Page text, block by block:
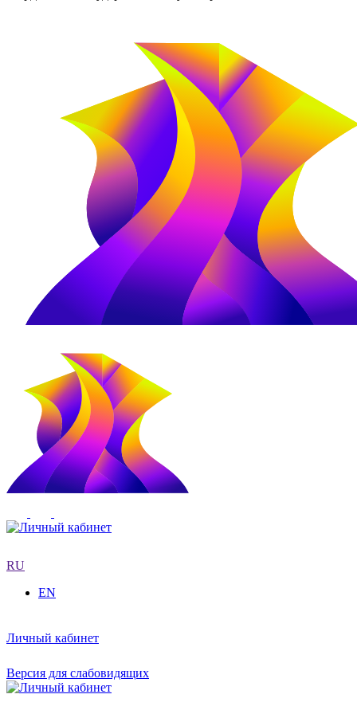
RU
EN
Личный кабинет
Версия для слабовидящих